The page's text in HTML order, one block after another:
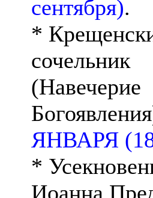
сентября).
*
сочельник
(Навечерие
ЯНВАРЯ (18
*
Иоанна